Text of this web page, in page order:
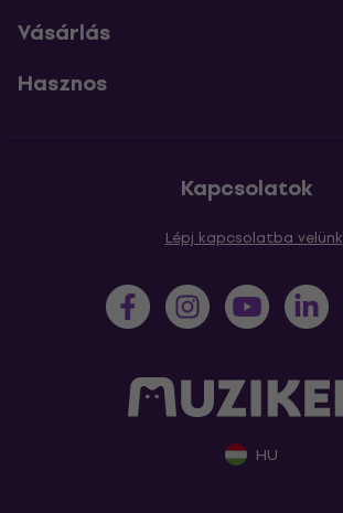
Vásárlás
Hasznos
Kapcsolatok
Lépj kapcsolatba velünk
HU